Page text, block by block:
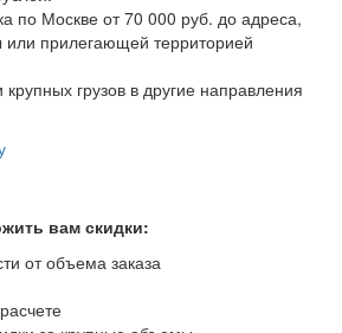
по Москве от 70 000 руб. до адреса,
прилегающей территорией
крупных грузов в другие направления
вам скидки:
от объема заказа